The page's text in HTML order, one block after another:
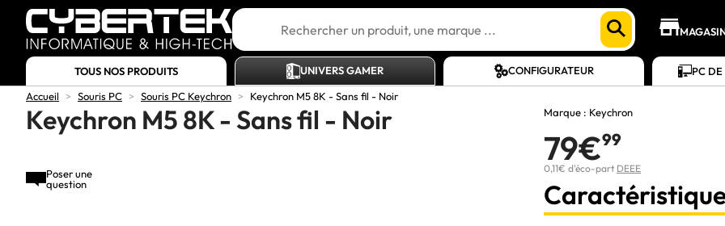
TOUS NOS PRODUITS UNIVERS GAMER CONFIGURATEUR PC DE
Accueil
> Souris PC > Souris PC Keychron > Keychron M5 8K - Sans fil - Noir
Keychron M5 8K - Sans fil - Noir
Poser une
question
Marque : Keychron
79€99
0,11€ d'éco-part DEEE